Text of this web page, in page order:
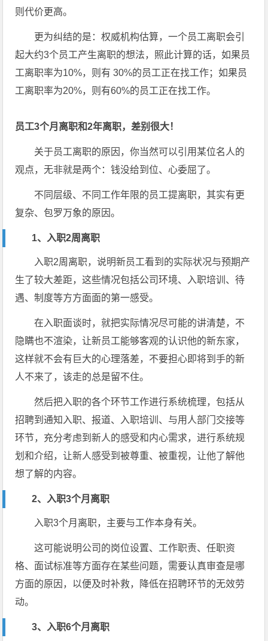
则代价更高。
更为纠结的是：权威机构估算，一个员工离职会引
起大约3个员工产生离职的想法，照此计算的话，如果员
工离职率为10%，则有 30%的员工正在找工作；如果员
工离职率为20%，则有60%的员工正在找工作。
员工3个月离职和2年离职，差别很大！
关于员工离职的原因，你当然可以引用某位名人的
观点，无非就是两个：钱没给到位、心委屈了。
不同层级、不同工作年限的员工提离职，其实有更
复杂、包罗万象的原因。
1、入职2周离职
入职2周离职，说明新员工看到的实际状况与预期产
生了较大差距，这些情况包括公司环境、入职培训、待
遇、制度等方方面面的第一感受。
在入职面谈时，就把实际情况尽可能的讲清楚，不
隐瞒也不渲染，让新员工能够客观的认识他的新东家，
这样就不会有巨大的心理落差，不要担心即将到手的新
人不来了，该走的总是留不住。
然后把入职的各个环节工作进行系统梳理，包括从
招聘到通知入职、报道、入职培训、与用人部门交接等
环节，充分考虑到新人的感受和内心需求，进行系统规
划和介绍，让新人感受到被尊重、被重视，让他了解他
想了解的内容。
2、入职3个月离职
入职3个月离职，主要与工作本身有关。
这可能说明公司的岗位设置、工作职责、任职资
格、面试标准等方面存在某些问题，需要认真审查是哪
方面的原因，以便及时补救，降低在招聘环节的无效劳
动。
3、入职6个月离职